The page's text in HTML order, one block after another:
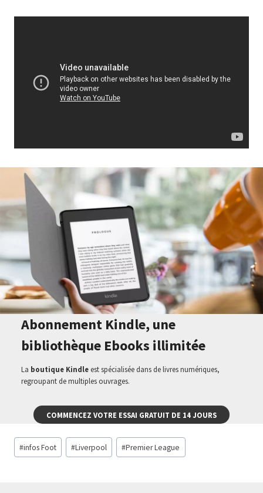
Abonnement Kindle, une
bibliothèque Ebooks illimitée
La boutique Kindleest spécialisée dans de livres numériques,
regroupant de multiples ouvrages.
COMMENCEZ VOTRE ESSAI GRATUIT DE 14 JOURS
Étiquettes
de
#infos Foot #Liverpool #Premier League